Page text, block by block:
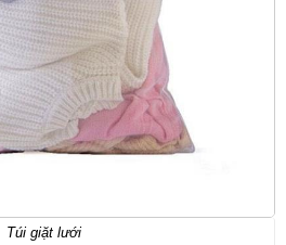
Túi giặt lưới